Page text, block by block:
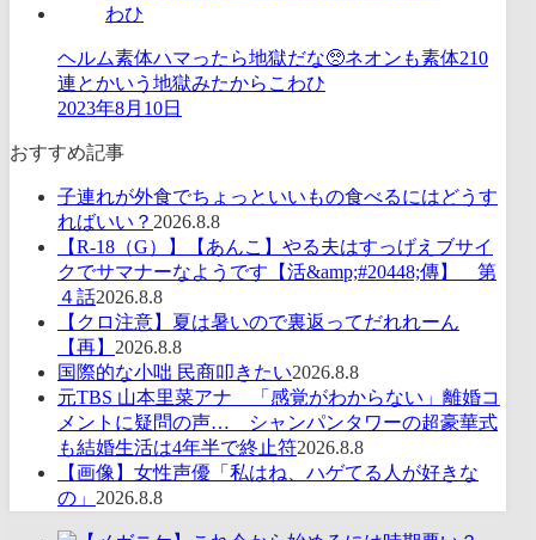
ヘルム素体ハマったら地獄だな🥺ネオンも素体210
連とかいう地獄みたからこわひ
2023年8月10日
おすすめ記事
子連れが外食でちょっといいもの食べるにはどうす
ればいい？ 2026.8.8
【R-18（G）】【あんこ】やる夫はすっげえブサイ
クでサマナーなようです【活&amp;#20448;傳】 第
４話2026.8.8
【クロ注意】夏は暑いので裏返ってだれれーん
【再】 2026.8.8
国際的な小咄 民商叩きたい2026.8.8
元TBS 山本里菜アナ 「感覚がわからない」離婚コ
メントに疑問の声… シャンパンタワーの超豪華式
も結婚生活は4年半で終止符2026.8.8
【画像】女性声優「私はね、ハゲてる人が好きな
の」 2026.8.8